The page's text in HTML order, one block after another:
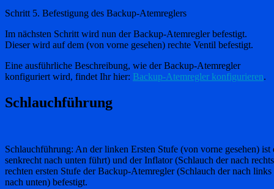
Schritt 5. Befestigung des Backup-Atemreglers
Im nächsten Schritt wird nun der Backup-Atemregler befestigt.
Dieser wird auf dem (von vorne gesehen) rechte Ventil befestigt.
Eine ausführliche Beschreibung, wie der Backup-Atemregler
konfiguriert wird, findet Ihr hier: Backup-Atemregler konfigurieren.
Schlauchführung
Schlauchführung: An der linken Ersten Stufe (von vorne gesehen)
senkrecht nach unten führt) und der Inflator (Schlauch der nach
rechten ersten Stufe der Backup-Atemregler (Schlauch der nach
nach unten) befestigt.